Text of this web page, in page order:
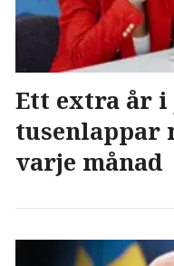
Ett extra år i
tusenlappar
varje månad